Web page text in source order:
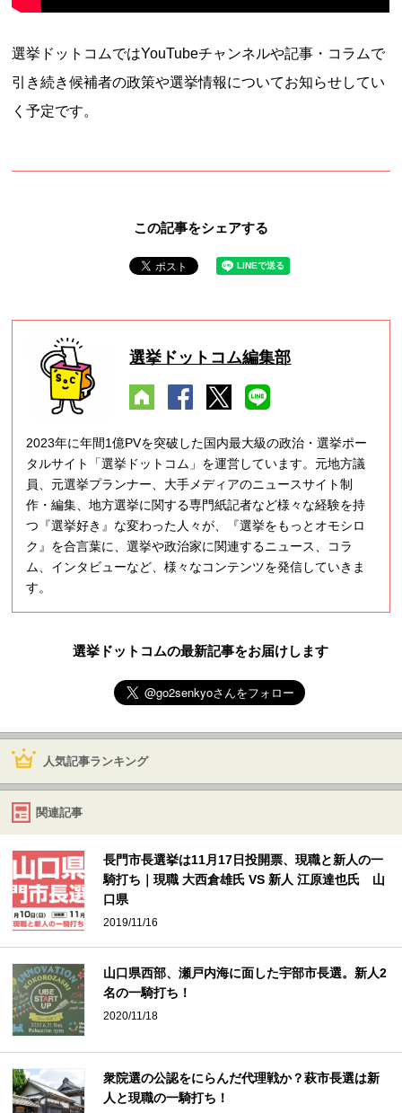
選挙ドットコムではYouTubeチャンネルや記事・コラムで
引き続き候補者の政策や選挙情報についてお知らせしてい
く予定です。
この記事をシェアする
選挙ドットコム編集部
2023年に年間1億PVを突破した国内最大級の政治・選挙ポー
タルサイト「選挙ドットコム」を運営しています。元地方議
員、元選挙プランナー、大手メディアのニュースサイト制
作・編集、地方選挙に関する専門紙記者など様々な経験を持
つ『選挙好き』な変わった人々が、『選挙をもっとオモシロ
ク』を合言葉に、選挙や政治家に関連するニュース、コラ
ム、インタビューなど、様々なコンテンツを発信していきま
す。
選挙ドットコムの最新記事をお届けします
人気記事ランキング
関連記事
長門市長選挙は11月17日投開票、現職と新人の一
騎打ち｜現職 大西倉雄氏 VS 新人 江原達也氏 山
口県
2019/11/16
山口県西部、瀬戸内海に面した宇部市長選。新人2
名の一騎打ち！
2020/11/18
衆院選の公認をにらんだ代理戦か？萩市長選は新
人と現職の一騎打ち！